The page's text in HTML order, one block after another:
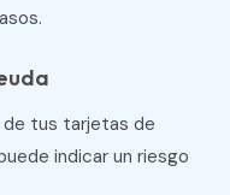
de tus tarjetas de
indicar un riesgo